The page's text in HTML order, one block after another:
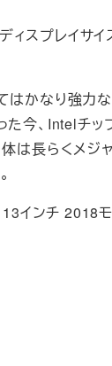
スプレイサ
はかなり強力
今、Intelチ
は長らくメジ
ンチ 2018モ